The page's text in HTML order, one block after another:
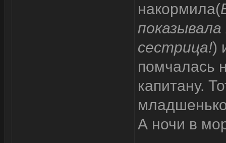
накормила(
сестрица!)
помчалась
капитану.
А ночи в